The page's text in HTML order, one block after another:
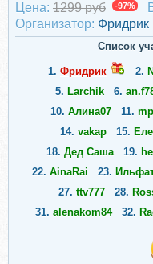
Цена: 1299 руб -97%
Организатор: Фридрик
Список
1. Фридрик 2.
5. Larchik 6.
10. Алина07 11.
14. vakap 15.
18. Дед Саша 19.
22. AinaRai 23.
27. ttv777 28.
31. alenakom84 32.